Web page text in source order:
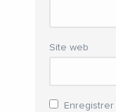
Site web